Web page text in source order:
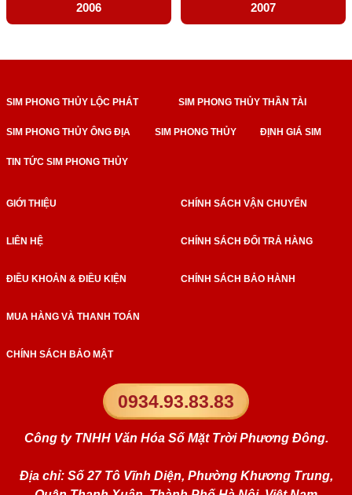
2006
2007
SIM PHONG THỦY LỘC PHÁT SIM PHONG THỦY THẦN TÀI
SIM PHONG THỦY ÔNG ĐỊA SIM PHONG THỦY ĐỊNH GIÁ SIM
TIN TỨC SIM PHONG THỦY
0934.93.83.83
Công ty TNHH Văn Hóa Số Mặt Trời Phương Đông.
Địa chỉ: Số 27 Tô Vĩnh Diện, Phường Khương Trung,
GIỚI THIỆU
LIÊN HỆ
ĐIỀU KHOẢN & ĐIỀU KIỆN
MUA HÀNG VÀ THANH TOÁN
CHÍNH SÁCH BẢO MẬT
CHÍNH SÁCH VẬN CHUYỂN
CHÍNH SÁCH ĐỔI TRẢ HÀNG
CHÍNH SÁCH BẢO HÀNH